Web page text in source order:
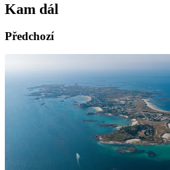
Kam dál
Předchozí